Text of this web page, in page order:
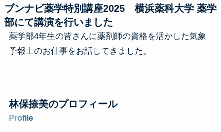
ブンナビ薬学特別講座2025 横浜薬科大学 薬学
部にて講演を行いました
薬学部4年生の皆さんに薬剤師の資格を活かした気象
予報士のお仕事をお話してきました。
林保捺美のプロフィール
Profile